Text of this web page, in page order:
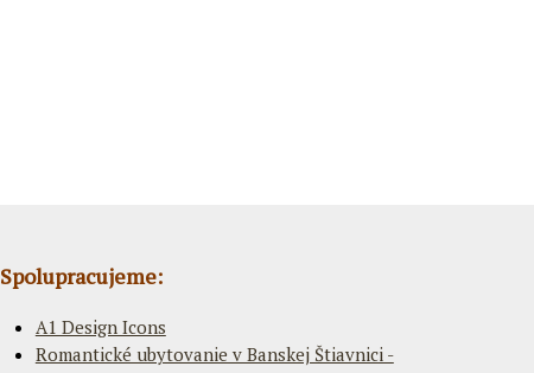
Spolupracujeme:
A1 Design Icons
Romantické ubytovanie v Banskej Štiavnici -